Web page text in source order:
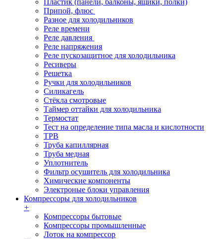
Пластик (панели, балконы, ящики, полки)
Припой, флюс
Разное для холодильников
Реле времени
Реле давления
Реле напряжения
Реле пускозащитное для холодильника
Ресиверы
Решетка
Ручки для холодильников
Силикагель
Стёкла смотровые
Таймер оттайки для холодильника
Термостат
Тест на определение типа масла и кислотности
ТРВ
Труба капиллярная
Труба медная
Уплотнитель
Фильтр осушитель для холодильника
Химические компоненты
Электроные блоки управления
Компрессоры для холодильников
+
Компрессоры бытовые
Компрессоры промышленные
Лоток на компрессор